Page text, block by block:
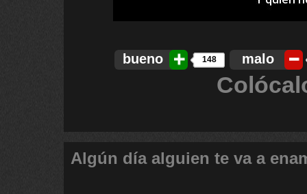
bueno 148 malo
Algún día alguien te va a